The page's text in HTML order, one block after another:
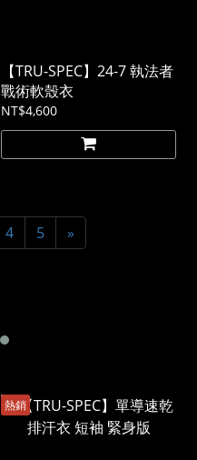
【TRU-SPEC】24-7 執法者
戰術軟殼衣
NT$4,600
4 5 »
熱銷